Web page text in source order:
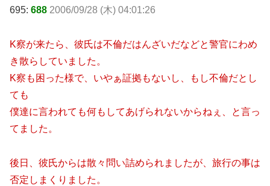
695: 688 2006/09/28 (木) 04:01:26
K察が来たら、彼氏は不倫だはんざいだなどと警官にわめ
き散らしていました。
K察も困った様で、いやぁ証拠もないし、もし不倫だとし
ても
僕達に言われても何もしてあげられないからねぇ、と言っ
てました。
後日、彼氏からは散々問い詰められましたが、旅行の事は
否定しまくりました。